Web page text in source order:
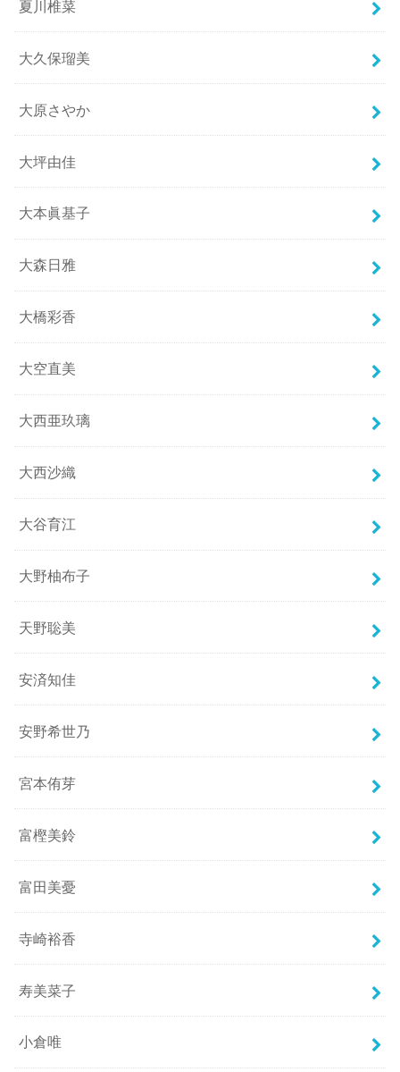
夏川椎菜
大久保瑠美
大原さやか
大坪由佳
大本眞基子
大森日雅
大橋彩香
大空直美
大西亜玖璃
大西沙織
大谷育江
大野柚布子
天野聡美
安済知佳
安野希世乃
宮本侑芽
富樫美鈴
富田美憂
寺崎裕香
寿美菜子
小倉唯